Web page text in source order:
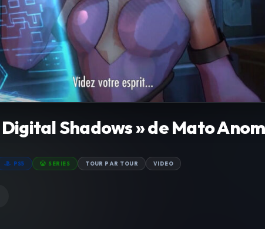
Shadows » de Mato
PS5 SERIES TOUR PAR TOUR VIDEO